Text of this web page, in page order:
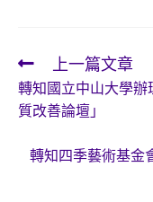
Read
more
articles
上一篇文章
轉知國立中山大學
質改善論壇」
轉知四季藝術基金